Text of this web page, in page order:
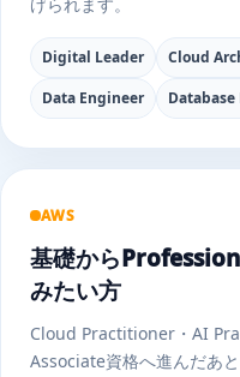
げられます。
Digital Leader Cloud
Data Engineer
AWS
基礎から
みたい方
Cloud Practitioner・AI
Associate資格へ進んだあ